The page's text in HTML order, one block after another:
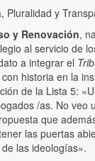
Pluralidad y
y Renovación,
al servicio de
a integrar el
historia en la
de la Lista 5:
/as. No veo
que
las puertas
las ideologías».